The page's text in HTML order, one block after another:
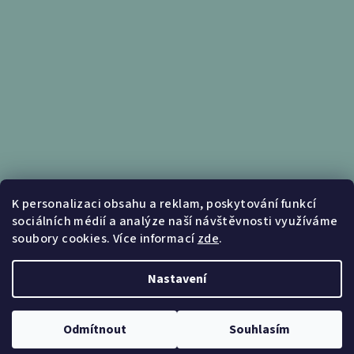
K personalizaci obsahu a reklam, poskytování funkcí
sociálních médií a analýze naší návštěvnosti využíváme
soubory cookies. Více informacízde.
Nastavení
Odmítnout Souhlasím
Informace pro vás
Obchodní podmínky
Upravit nastavení cookies
Vytvořil Shoptet